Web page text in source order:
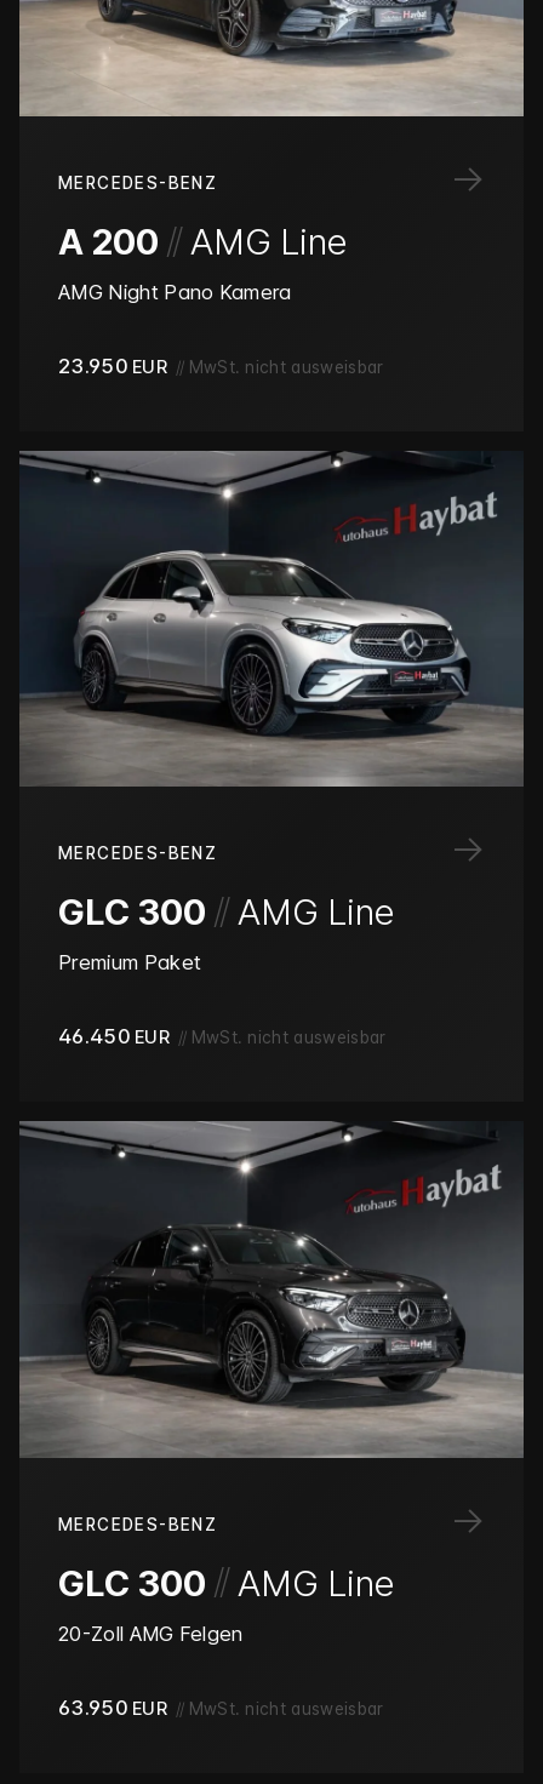
→
MERCEDES-BENZ
A 200 // AMG Line
AMG Night Pano Kamera
23.950 EUR // MwSt. nicht ausweisbar
→
MERCEDES-BENZ
GLC 300 //AMG Line
Premium Paket
46.450 EUR // MwSt. nicht ausweisbar
→
MERCEDES-BENZ
GLC 300 // AMG Line
20-Zoll AMG Felgen
63.950 EUR // MwSt. nicht ausweisbar